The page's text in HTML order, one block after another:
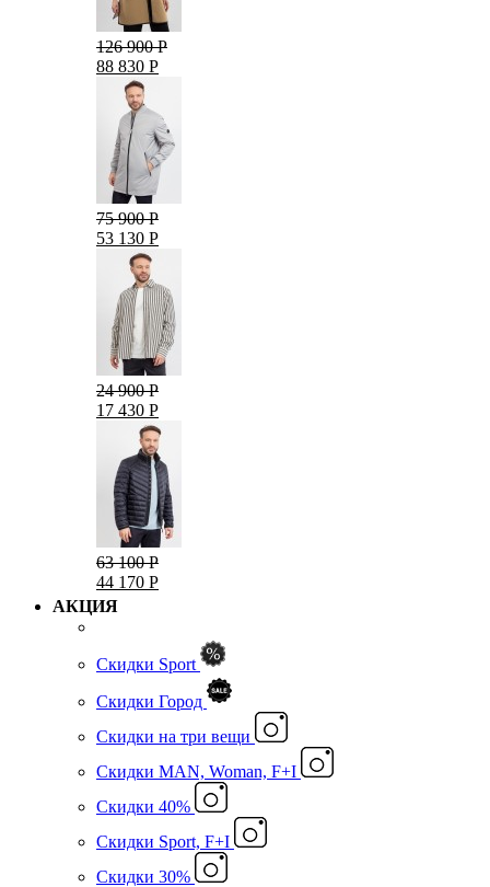
126 900 Р
88 830 Р
75 900 Р
53 130 Р
24 900 Р
17 430 Р
63 100 Р
44 170 Р
АКЦИЯ
Скидки Sport
Скидки Город
Cкидки на три вещи
Скидки MAN, Woman, F+I
Скидки 40%
Скидки Sport, F+I
Скидки 30%